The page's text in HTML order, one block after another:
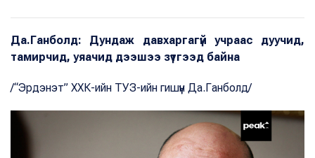
Да.Ганболд: Дундаж давхаргагүй учраас дуучид,
тамирчид, уяачид дээшээ зүтгээд байна
/“Эрдэнэт” ХХК-ийн ТУЗ-ийн гишүүн Да.Ганболд/